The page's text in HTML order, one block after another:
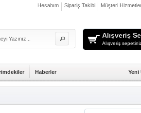
Alışveriş
Alışveriş
Haberler Yeni
Müşteri
Sipariş Takibi
Hesabım